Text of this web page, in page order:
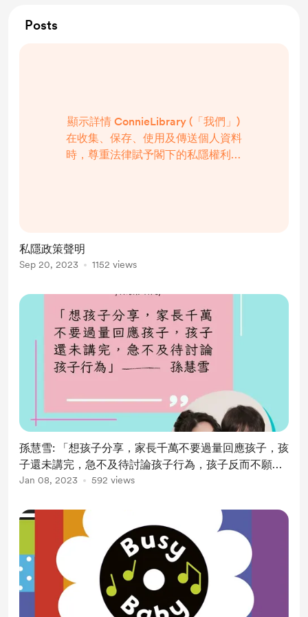
Posts
顯示詳情 ConnieLibrary (「我們」)
在收集、保存、使用及傳送個人資料
時，尊重法律賦予閣下的私隱權利；
私隱政策聲明
Sep 20, 2023 1152 views
孫慧雪: 「想孩子分享，家長千萬不要過量回應孩子，孩
子還未講完，急不及待討論孩子行為，孩子反而不願望
分享」
Jan 08, 2023 592 views